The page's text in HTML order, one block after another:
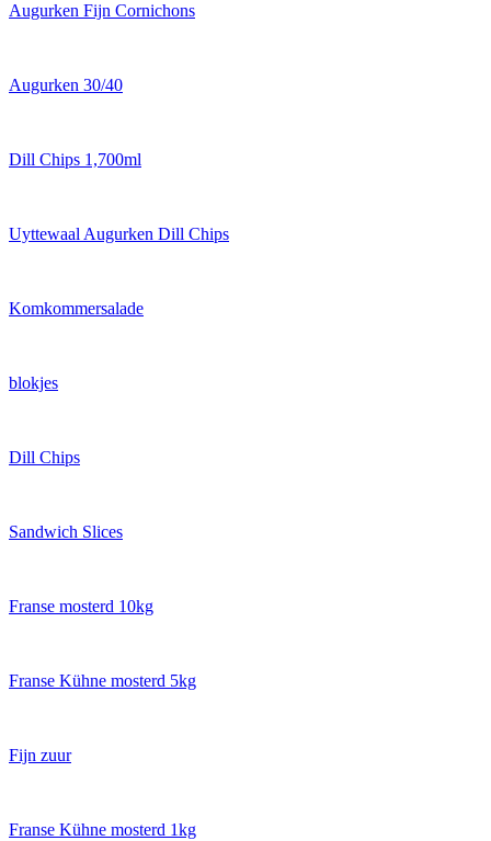
Augurken Fijn Cornichons
Augurken 30/40
Dill Chips 1,700ml
Uyttewaal Augurken Dill Chips
Komkommersalade
blokjes
Dill Chips
Sandwich Slices
Franse mosterd 10kg
Franse Kühne mosterd 5kg
Fijn zuur
Franse Kühne mosterd 1kg